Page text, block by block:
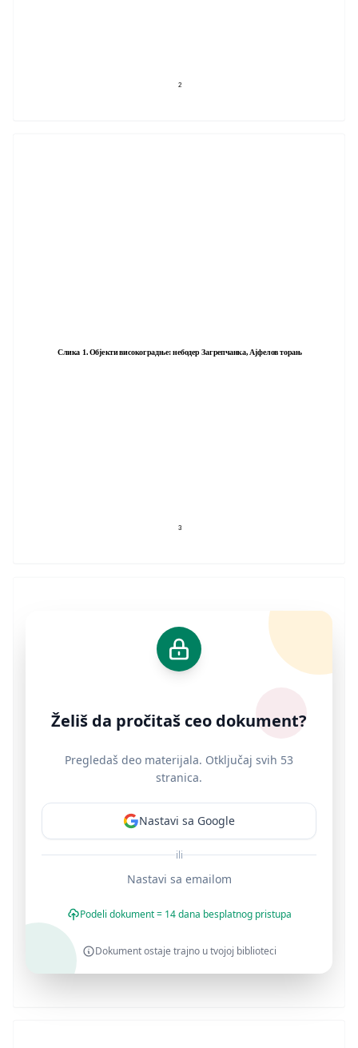
2
3
Слика 1. Објекти високоградње: небодер Загрепчанка, Ајфелов торањ
Želiš da pročitaš ceo dokument?
Pregledaš deo materijala. Otključaj svih 53
stranica.
Nastavi sa Google
ili
Nastavi sa emailom
Podeli dokument = 14 dana besplatnog pristupa
Dokument ostaje trajno u tvojoj biblioteci